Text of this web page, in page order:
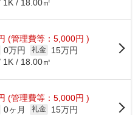
1K / 18.00㎡
(管理費等：5,000円 )
0万円 礼金
15万円
1K / 18.00㎡
(管理費等：5,000円 )
0ヶ月 礼金
15万円